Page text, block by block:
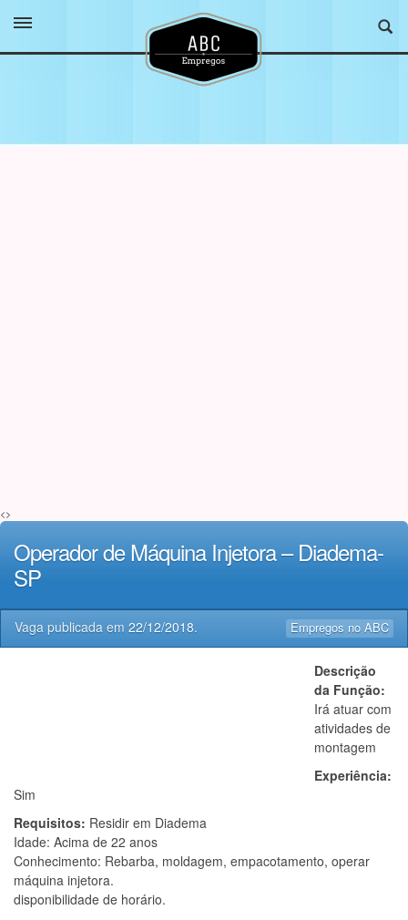
<>
Operador de Máquina Injetora – Diadema-
SP
Empregos no ABC
Vaga publicada em 22/12/2018.
Descrição
da Função:
Irá atuar com
atividades de
montagem
Experiência:
Sim
Requisitos: Residir em Diadema
Idade: Acima de 22 anos
Conhecimento: Rebarba, moldagem, empacotamento, operar
máquina injetora.
disponibilidade de horário.